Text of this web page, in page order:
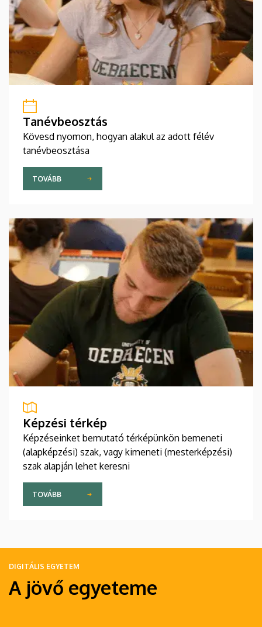
Tanévbeosztás
Kövesd nyomon, hogyan alakul az adott félév
tanévbeosztása
TOVÁBB
Képzési térkép
Képzéseinket bemutató térképünkön bemeneti
(alapképzési) szak, vagy kimeneti (mesterképzési)
szak alapján lehet keresni
TOVÁBB
DIGITÁLIS EGYETEM
A jövő egyeteme